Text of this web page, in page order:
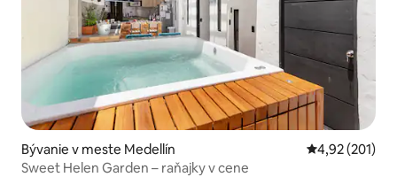
Bývanie v meste Medellín Priemerné
4,92 (201)
Sweet Helen Garden – raňajky v cene